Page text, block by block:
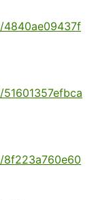
4840ae09437f
8f223a760e60